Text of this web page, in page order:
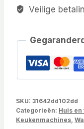
Veilige
SKU: 31642dd102dd
Categorieën: Huis en
Keukenmachines